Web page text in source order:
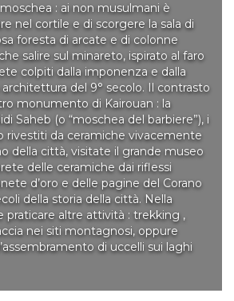
: ai non musulmani è
nel cortile e di scorgere la sala di
foresta di arcate e di colonne
salire sul minareto, ispirato al faro
colpiti dalla imponenza e dalla
del 9° secolo. Il contrasto
monumento di Kairouan : la
Saheb (o “moschea del barbiere”), i
rivestiti da ceramiche vivacemente
della città, visitate il grande museo
delle ceramiche dai riflessi
d’oro e delle pagine del Corano
della storia della città. Nella
praticare altre attività : trekking ,
nei siti montagnosi, oppure
di uccelli sui laghi